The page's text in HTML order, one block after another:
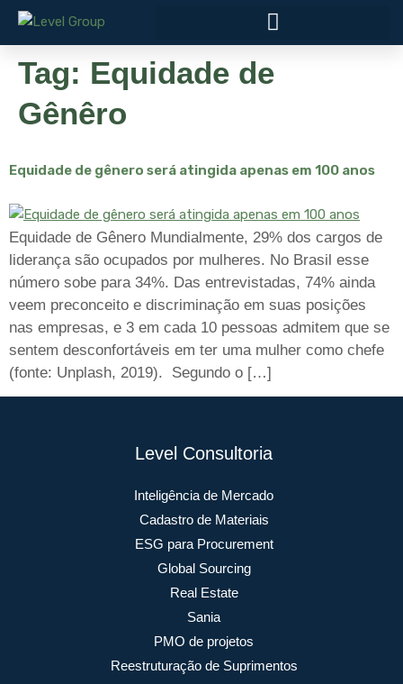
Tag: Equidade de
Gênêro
Equidade de gênero será atingida apenas em 100 anos
Equidade de Gênero Mundialmente, 29% dos cargos de
liderança são ocupados por mulheres. No Brasil esse
número sobe para 34%. Das entrevistadas, 74% ainda
veem preconceito e discriminação em suas posições
nas empresas, e 3 em cada 10 pessoas admitem que se
sentem desconfortáveis em ter uma mulher como chefe
(fonte: Unplash, 2019). Segundo o […]
Level Consultoria
Inteligência de Mercado
Cadastro de Materiais
ESG para Procurement
Global Sourcing
Real Estate
Sania
PMO de projetos
Reestruturação de Suprimentos